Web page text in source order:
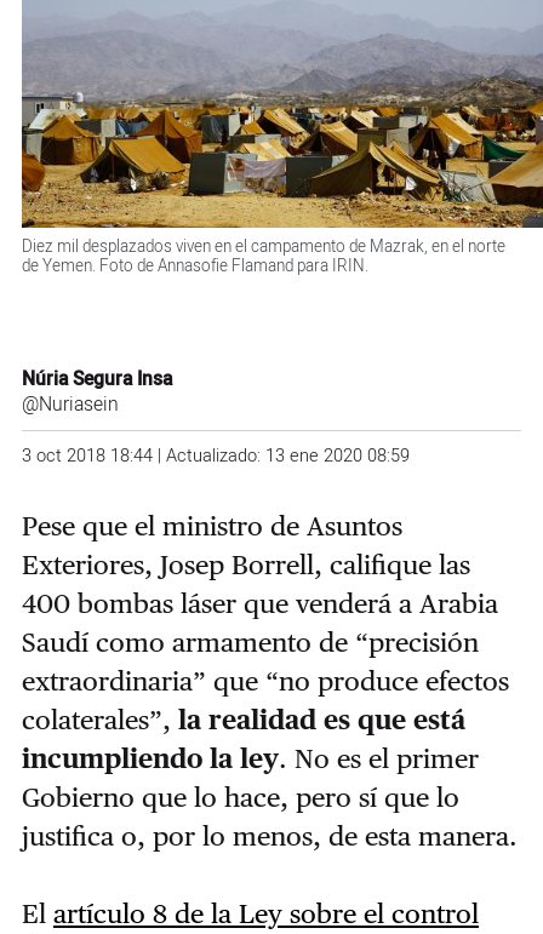
Diez mil desplazados viven en el campamento de Mazrak, en el norte
de Yemen. Foto de Annasofie Flamand para IRIN.
Núria Segura Insa
@Nuriasein
3 oct 2018 18:44 | Actualizado: 13 ene 2020 08:59
Pese que el ministro de Asuntos
Exteriores, Josep Borrell, califique las
400 bombas láser que venderá a Arabia
Saudí como armamento de “precisión
extraordinaria” que “no produce efectos
colaterales”, la realidad es que está
incumpliendo la ley. No es el primer
Gobierno que lo hace, pero sí que lo
justifica o, por lo menos, de esta manera.
El artículo 8 de la Ley sobre el control